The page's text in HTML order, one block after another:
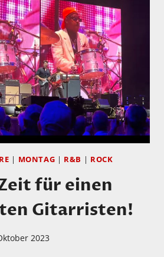
| MONTAG | R&B | ROCK
für einen
Gitarristen!
2023